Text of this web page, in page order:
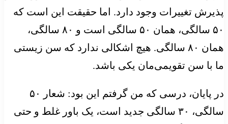
پذیرش تغییرات وجود دارد. اما حقیقت این است که
۵۰ سالگی، همان ۵۰ سالگی است و ۸۰ سالگی،
همان ۸۰ سالگی. هیچ اشکالی ندارد که سن زیستی
ما با سن تقویمی‌مان یکی باشد.
در پایان، درسی که من گرفتم این بود: شعار ۵۰
سالگی، ۳۰ سالگی جدید است، یک باور غلط و حتی